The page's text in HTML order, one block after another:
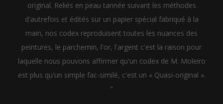
original. Reliés en peau tannée suivant les méthodes
d'autrefois et édités sur un papier spécial fabriqué à la
main, nos codex reproduisent toutes les nuances des
peintures, le parchemin, l'or, l'argent c'est la raison pour
laquelle nous pouvons affirmer qu'un codex de M. Moleiro
est plus qu'un simple fac-similé, c'est un « Quasi-original ».
"